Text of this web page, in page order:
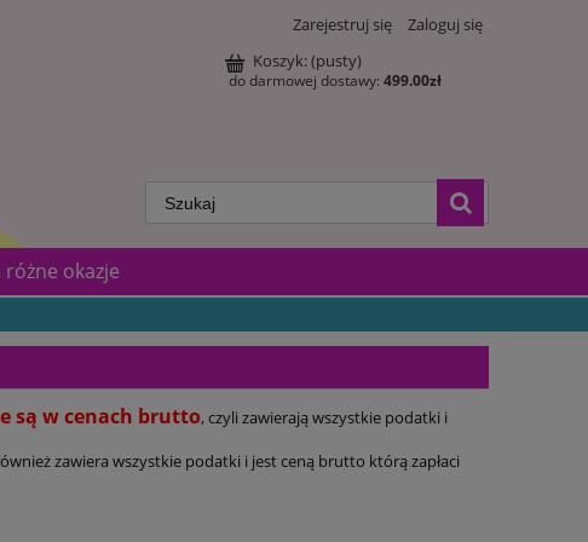
Zarejestruj się
Zaloguj się
Koszyk:(pusty)
do darmowej dostawy: 499.00zł
okazje
są w cenach brutto, czyli zawierają wszystkie podatki i
zawiera wszystkie podatki i jest ceną brutto którą zapłaci